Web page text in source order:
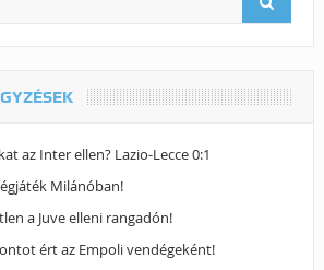
az Inter ellen? Lazio-Lecce 0:1
Milánóban!
a Juve elleni rangadón!
ért az Empoli vendégeként!